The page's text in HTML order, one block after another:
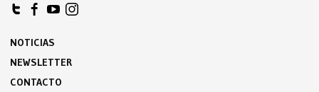
NOTICIAS
NEWSLETTER
CONTACTO